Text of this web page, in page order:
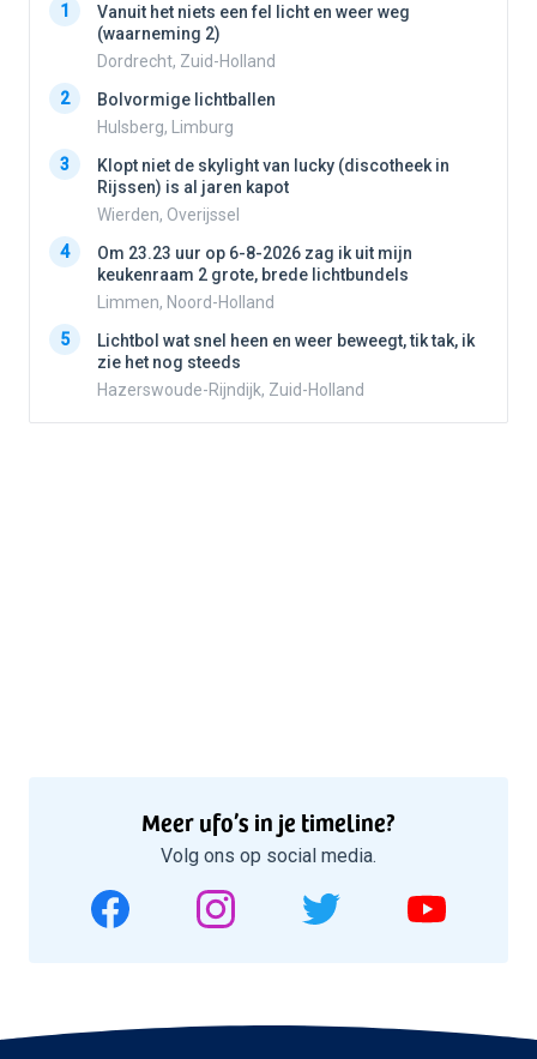
1
Vanuit het niets een fel licht en weer weg
(waarneming 2)
Dordrecht, Zuid-Holland
2
Bolvormige lichtballen
Hulsberg, Limburg
3
Klopt niet de skylight van lucky (discotheek in
Rijssen) is al jaren kapot
Wierden, Overijssel
4
Om 23.23 uur op 6-8-2026 zag ik uit mijn
keukenraam 2 grote, brede lichtbundels
Limmen, Noord-Holland
5
Lichtbol wat snel heen en weer beweegt, tik tak, ik
zie het nog steeds
Hazerswoude-Rijndijk, Zuid-Holland
Meer ufo’s in je timeline?
Volg ons op social media.